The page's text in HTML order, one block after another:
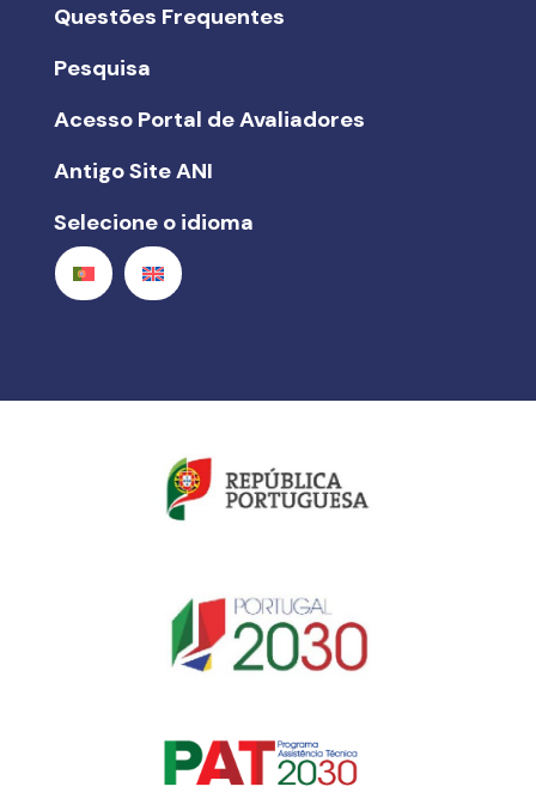
Questões Frequentes
Pesquisa
Acesso Portal de Avaliadores
Antigo Site ANI
Selecione o idioma